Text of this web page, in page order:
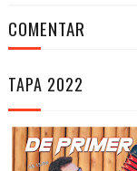
COMENTAR
TAPA 2022